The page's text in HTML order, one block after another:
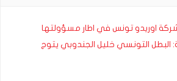
اوريدو تونس في اطار مسؤولتها
البطل التونسي خليل الجندوبي يتوج